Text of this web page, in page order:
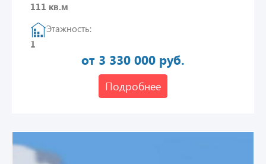
111 кв.м
Этажность:
1
от 3 330 000 руб.
Подробнее